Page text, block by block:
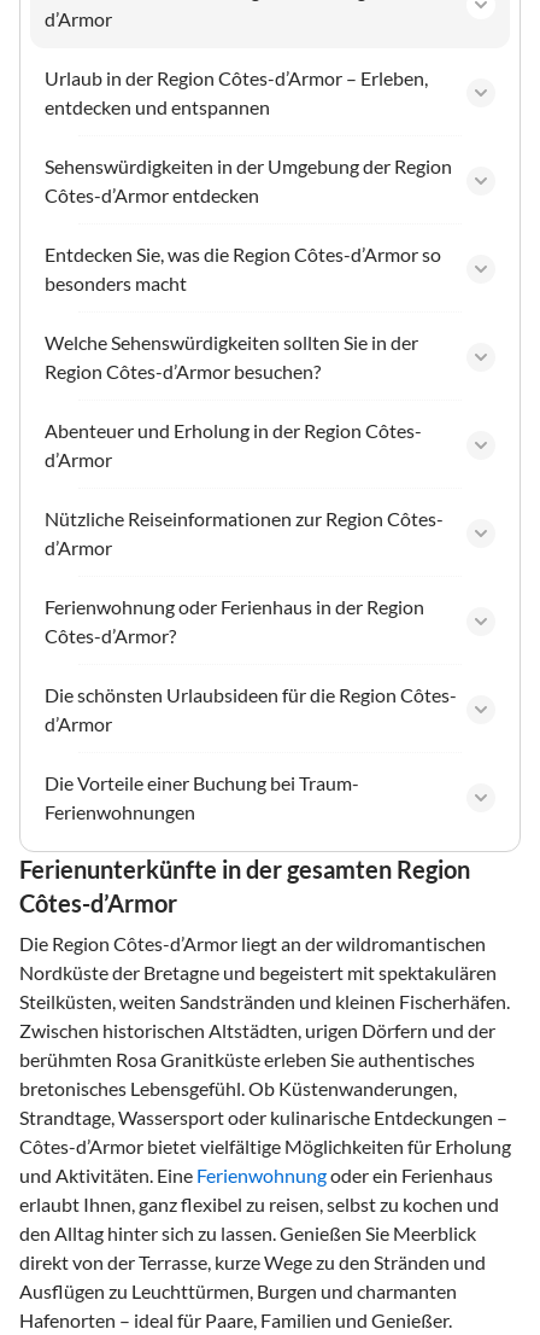
d’Armor
Urlaub in der Region Côtes-d’Armor – Erleben,
entdecken und entspannen
Sehenswürdigkeiten in der Umgebung der Region
Côtes-d’Armor entdecken
Entdecken Sie, was die Region Côtes-d’Armor so
besonders macht
Welche Sehenswürdigkeiten sollten Sie in der
Region Côtes-d’Armor besuchen?
Abenteuer und Erholung in der Region Côtes-
d’Armor
Nützliche Reiseinformationen zur Region Côtes-
d’Armor
Ferienwohnung oder Ferienhaus in der Region
Côtes-d’Armor?
Die schönsten Urlaubsideen für die Region Côtes-
d’Armor
Die Vorteile einer Buchung bei Traum-
Ferienwohnungen
Ferienunterkünfte in der gesamten Region
Côtes-d’Armor
Die Region Côtes-d’Armor liegt an der wildromantischen
Nordküste der Bretagne und begeistert mit spektakulären
Steilküsten, weiten Sandstränden und kleinen Fischerhäfen.
Zwischen historischen Altstädten, urigen Dörfern und der
berühmten Rosa Granitküste erleben Sie authentisches
bretonisches Lebensgefühl. Ob Küstenwanderungen,
Strandtage, Wassersport oder kulinarische Entdeckungen –
Côtes-d’Armor bietet vielfältige Möglichkeiten für Erholung
und Aktivitäten. Eine Ferienwohnungoder ein Ferienhaus
erlaubt Ihnen, ganz flexibel zu reisen, selbst zu kochen und
den Alltag hinter sich zu lassen. Genießen Sie Meerblick
direkt von der Terrasse, kurze Wege zu den Stränden und
Ausflügen zu Leuchttürmen, Burgen und charmanten
Hafenorten – ideal für Paare, Familien und Genießer.